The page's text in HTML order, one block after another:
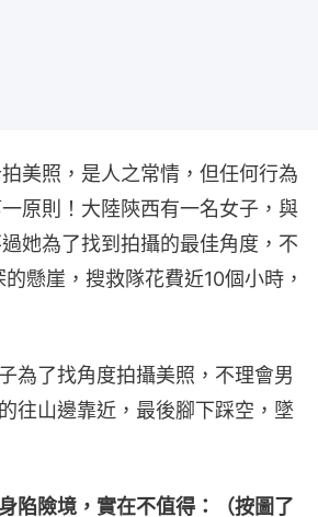
美照，是人之常情，但任何行為
原則！大陸陝西有一名女子，與
她為了找到拍攝的最佳角度，不
懸崖，搜救隊花費近10個小時，
為了找角度拍攝美照，不理會男
往山邊靠近，最後腳下踩空，墜
陷險境，實在不值得：（按圖了